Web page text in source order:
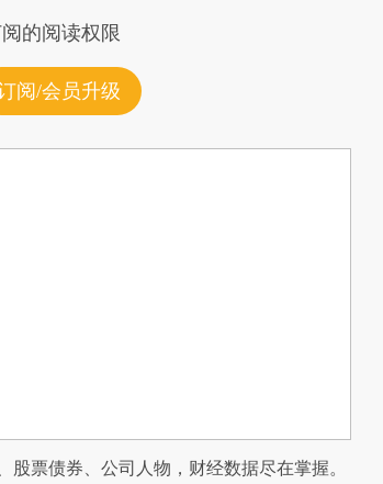
的阅读权限
阅/会员升级
股票债券、公司人物，财经数据尽在掌握。